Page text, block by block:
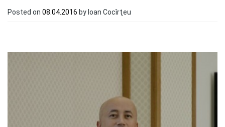
Posted on 08.04.2016 by Ioan Cocîrţeu